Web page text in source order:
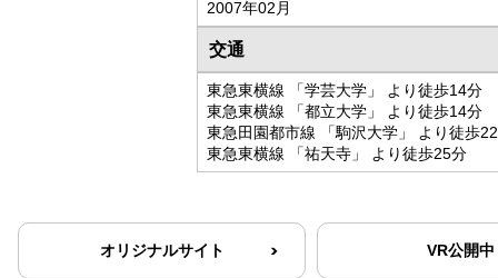
2007年02月
交通
東急東横線 「学芸大学」 より徒歩14分
東急東横線 「都立大学」 より徒歩14分
東急田園都市線 「駒沢大学」 より徒歩
東急東横線 「祐天寺」 より徒歩25分
オリジナルサイト VR公開中